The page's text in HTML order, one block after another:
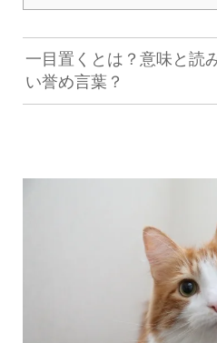
一目置くとは？意味と読
い誉め言葉？